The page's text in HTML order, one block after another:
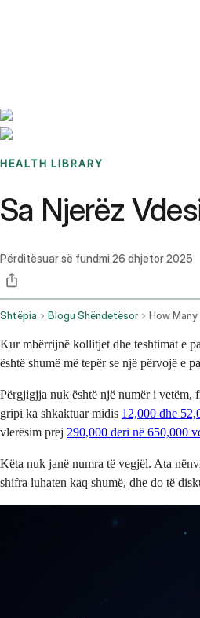
HEALTH LIBRARY
Sa Njerëz
Përditësuar së fundmi 26 dhjetor 2025
Shtëpia Blogu Shëndetësor How Many
Kur mbërrijnë kollitjet dhe teshtimat e
është shumë më tepër se një përvojë e
Përgjigjja nuk është një numër i vetëm,
gripi ka shkaktuar midis 12,000 dhe
vlerësim prej 290,000 deri në 650,000
Këta nuk janë numra të vegjël. Ata
shifra luhaten kaq shumë, dhe do të